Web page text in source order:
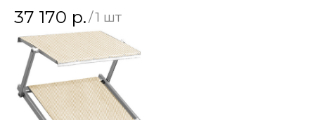
37 170 р./1 шт